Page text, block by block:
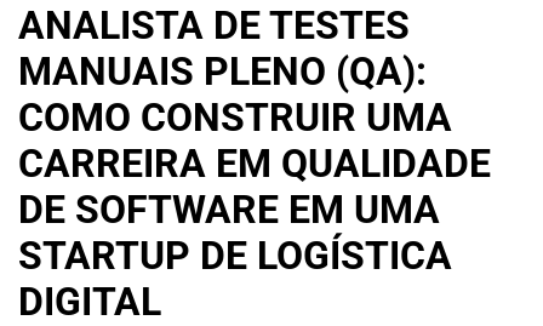
ANALISTA DE TESTES
MANUAIS PLENO (QA):
COMO CONSTRUIR UMA
CARREIRA EM QUALIDADE
DE SOFTWARE EM UMA
STARTUP DE LOGÍSTICA
DIGITAL